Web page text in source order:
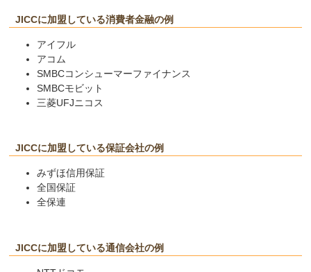
JICCに加盟している消費者金融の例
アイフル
アコム
SMBCコンシューマーファイナンス
SMBCモビット
三菱UFJニコス
JICCに加盟している保証会社の例
みずほ信用保証
全国保証
全保連
JICCに加盟している通信会社の例